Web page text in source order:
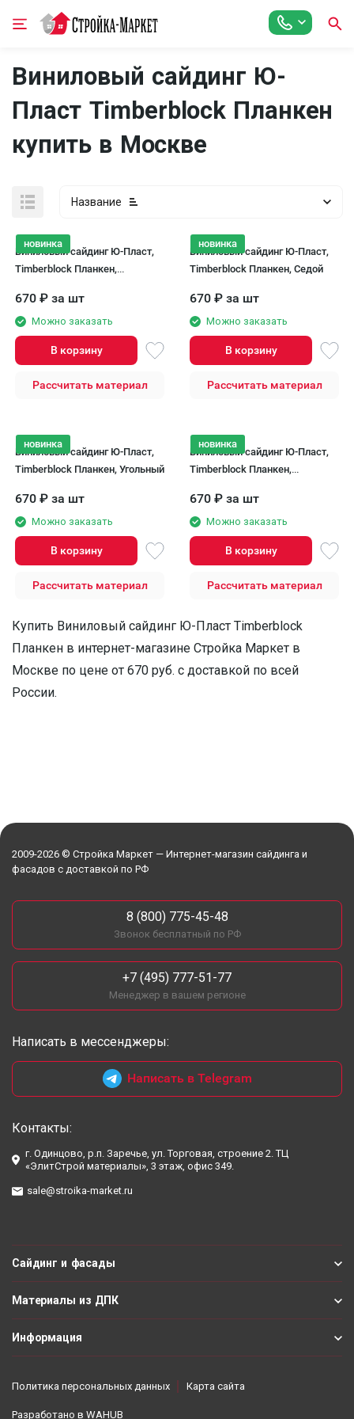
Виниловый сайдинг Ю-
Пласт Timberblock Планкен
купить в Москве
Название
новинка
Виниловый сайдинг Ю-Пласт,
Timberblock Планкен,
670 ₽ за шт
Можно заказать
В корзину
Рассчитать материал
новинка
Виниловый сайдинг Ю-Пласт,
Timberblock Планкен, Седой
670 ₽ за шт
Можно заказать
В корзину
Рассчитать материал
новинка
Виниловый сайдинг Ю-Пласт,
Timberblock Планкен, Угольный
670 ₽ за шт
Можно заказать
В корзину
Рассчитать материал
новинка
Виниловый сайдинг Ю-Пласт,
Timberblock Планкен,
670 ₽ за шт
Можно заказать
В корзину
Рассчитать материал
Купить Виниловый сайдинг Ю-Пласт Timberblock
Планкен в интернет-магазине Стройка Маркет в
Москве по цене от 670 руб. с доставкой по всей
России.
2009-2026 © Стройка Маркет — Интернет-магазин сайдинга и
фасадов с доставкой по РФ
8 (800) 775-45-48
Звонок бесплатный по РФ
+7 (495) 777-51-77
Менеджер в вашем регионе
Написать в мессенджеры:
Написать в Telegram
Контакты:
г. Одинцово, р.п. Заречье, ул. Торговая, строение 2. ТЦ
«ЭлитСтрой материалы», 3 этаж, офис 349.
sale@stroika-market.ru
Сайдинг и фасады
Материалы из ДПК
Информация
Политика персональных данных Карта сайта
Разработано в WAHUB